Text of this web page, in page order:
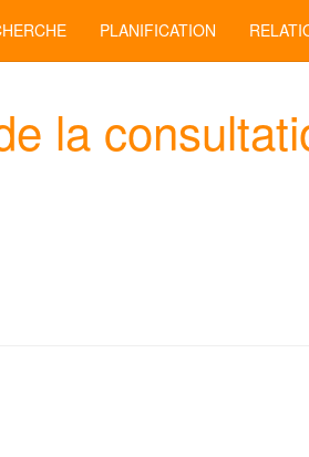
PLANIFICATION
la